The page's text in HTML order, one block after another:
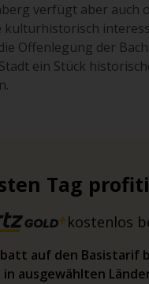
verfügt aber auch
kulturhistorisch
Offenlegung der
ein Stück
Tag
kostenlos
auf den Basistarif
ausgewählten